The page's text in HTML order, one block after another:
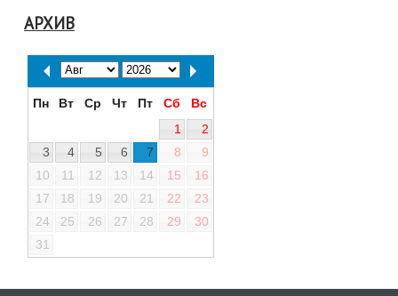
АРХИВ
Пн Вт Ср Чт Пт Сб
Вс
1
2
3
4 5 6 7 8
9
10
11 12 13 14 15
16
17
18 19 20 21 22
23
24
25 26 27 28 29
30
31